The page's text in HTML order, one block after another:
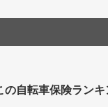
の自転車保険ラン